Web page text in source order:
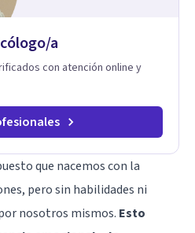
a
con atención online y
que nacemos con la
pero sin habilidades ni
nosotros mismos. Esto